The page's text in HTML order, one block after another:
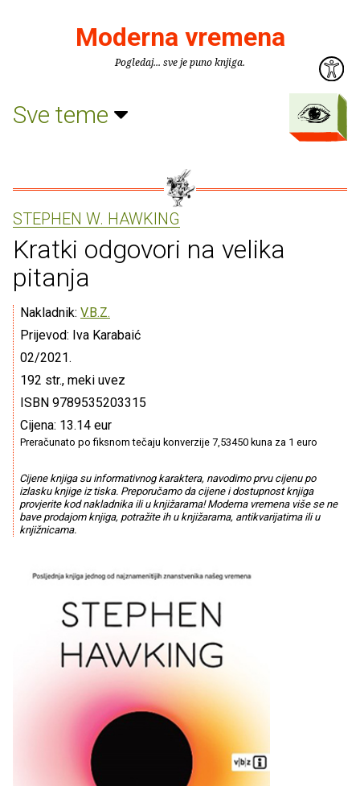
Moderna vremena
Pogledaj... sve je puno knjiga.
Sve teme
STEPHEN W. HAWKING
Kratki odgovori na velika
pitanja
Nakladnik: V.B.Z.
Prijevod: Iva Karabaić
02/2021.
192 str., meki uvez
ISBN 9789535203315
Cijena: 13.14 eur
Preračunato po fiksnom tečaju konverzije 7,53450 kuna za 1 euro
Cijene knjiga su informativnog karaktera, navodimo prvu cijenu po
izlasku knjige iz tiska. Preporučamo da cijene i dostupnost knjiga
provjerite kod nakladnika ili u knjižarama! Moderna vremena više se ne
bave prodajom knjiga, potražite ih u knjižarama, antikvarijatima ili u
knjižnicama.